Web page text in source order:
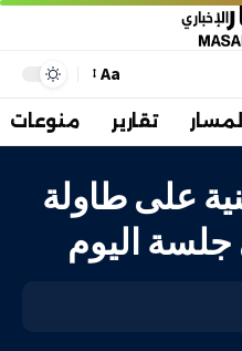
Aa
المسار تقارير منوعات
على طاولة
اليوم